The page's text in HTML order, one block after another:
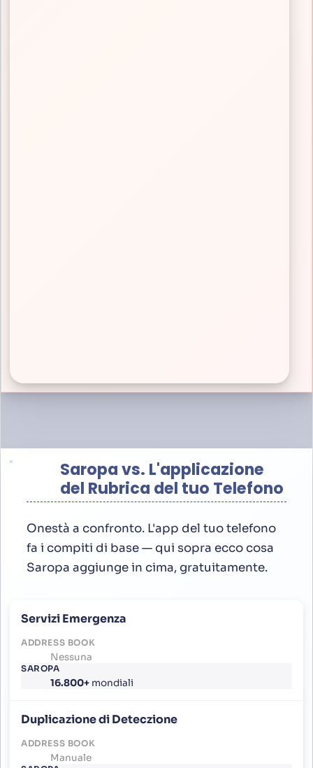
Saropa vs. L'applicazione
del Rubrica del tuo Telefono
Onestà a confronto. L'app del tuo telefono
fa i compiti di base — qui sopra ecco cosa
Saropa aggiunge in cima, gratuitamente.
Servizi Emergenza
Nessuna
16.800+ mondiali
Duplicazione di Deteczione
Manuale